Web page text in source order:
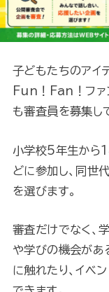
子どもたちのアイ
Fun！Fan！ファ
も審査員を募集し
小学校5年生から
どに参加し、同世
を選びます。
審査だけでなく、
や学びの機会があ
に触れたり、イベ